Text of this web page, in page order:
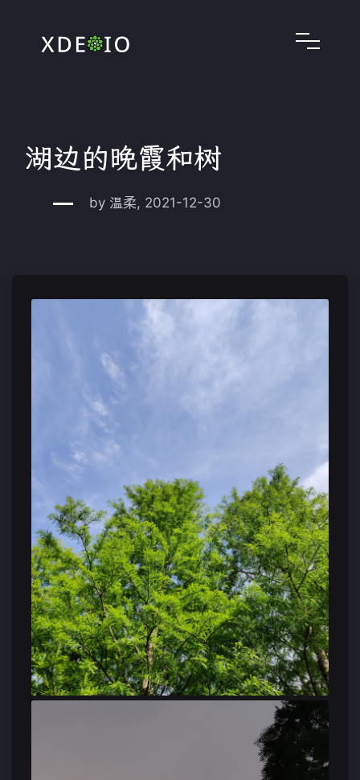
湖边的晚霞和树
by 温柔, 2021-12-30